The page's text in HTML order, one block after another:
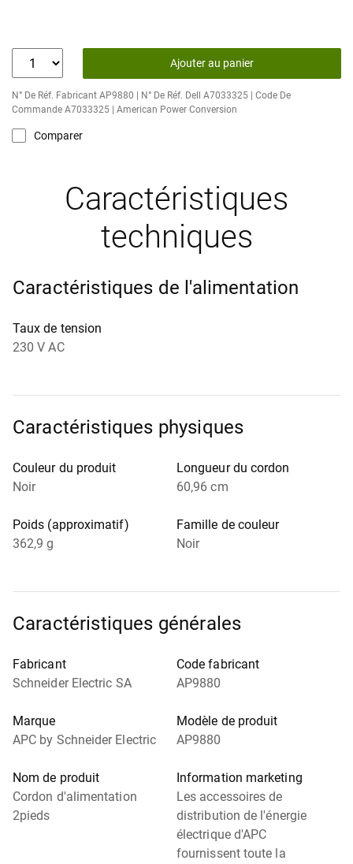
Ajouter au panier
N° De Réf. Fabricant AP9880 | N° De Réf. Dell A7033325 | Code De
Commande A7033325 | American Power Conversion
Comparer
Caractéristiques
techniques
Caractéristiques de l'alimentation
Taux de tension
230 V AC
Caractéristiques physiques
Couleur du produit
Noir
Longueur du cordon
60,96 cm
Poids (approximatif)
362,9 g
Famille de couleur
Noir
Caractéristiques générales
Fabricant
Schneider Electric SA
Code fabricant
AP9880
Marque
APC by Schneider Electric
Modèle de produit
AP9880
Nom de produit
Cordon d'alimentation
2pieds
Information marketing
Les accessoires de
distribution de l'énergie
électrique d'APC
fournissent toute la